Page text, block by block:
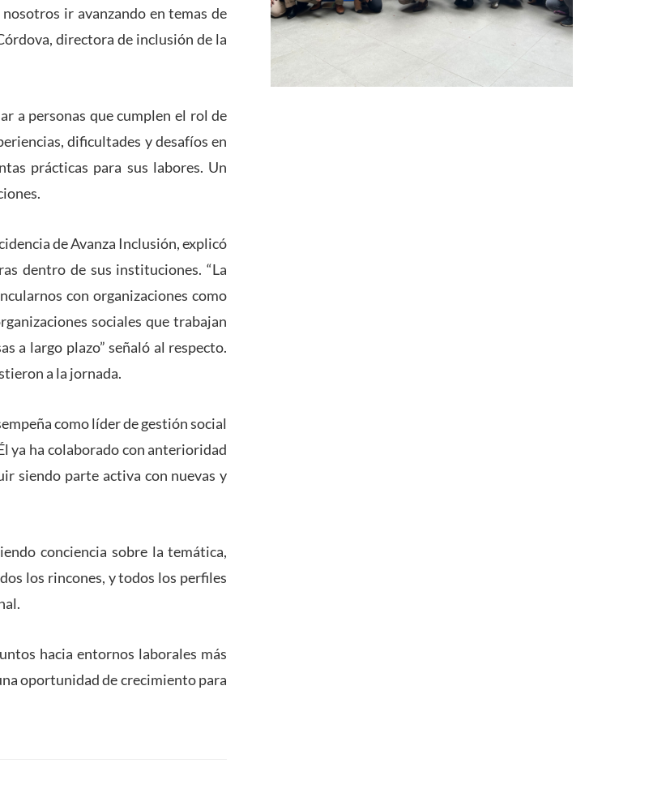
ir avanzando en temas de
directora de inclusión de la
a personas que cumplen el rol de
dificultades y desafíos en
prácticas para sus labores. Un
de Avanza Inclusión, explicó
dentro de sus instituciones. “La
con organizaciones como
sociales que trabajan
a largo plazo” señaló al respecto.
a la jornada.
como líder de gestión social
ya ha colaborado con anterioridad
siendo parte activa con nuevas y
conciencia sobre la temática,
los rincones, y todos los perfiles
hacia entornos laborales más
oportunidad de crecimiento para